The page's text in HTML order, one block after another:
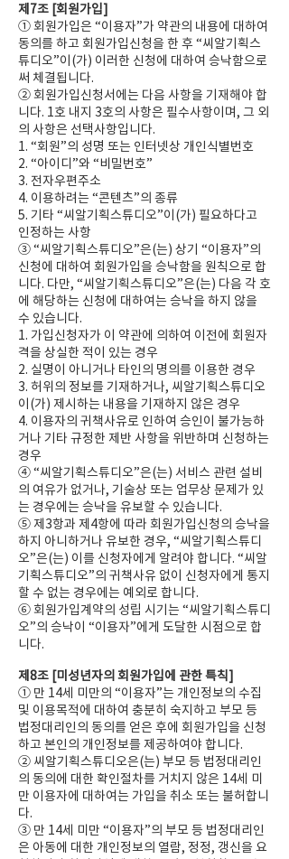
제7조 [회원가입]
① 회원가입은 “이용자”가 약관의 내용에 대하여
동의를 하고 회원가입신청을 한 후 “씨알기획스
튜디오”이(가) 이러한 신청에 대하여 승낙함으로
써 체결됩니다.
② 회원가입신청서에는 다음 사항을 기재해야 합
니다. 1호 내지 3호의 사항은 필수사항이며, 그 외
의 사항은 선택사항입니다.
1. “회원”의 성명 또는 인터넷상 개인식별번호
2. “아이디”와 “비밀번호”
3. 전자우편주소
4. 이용하려는 “콘텐츠”의 종류
5. 기타 “씨알기획스튜디오”이(가) 필요하다고
인정하는 사항
③ “씨알기획스튜디오”은(는) 상기 “이용자”의
신청에 대하여 회원가입을 승낙함을 원칙으로 합
니다. 다만, “씨알기획스튜디오”은(는) 다음 각 호
에 해당하는 신청에 대하여는 승낙을 하지 않을
수 있습니다.
1. 가입신청자가 이 약관에 의하여 이전에 회원자
격을 상실한 적이 있는 경우
2. 실명이 아니거나 타인의 명의를 이용한 경우
3. 허위의 정보를 기재하거나, 씨알기획스튜디오
이(가) 제시하는 내용을 기재하지 않은 경우
4. 이용자의 귀책사유로 인하여 승인이 불가능하
거나 기타 규정한 제반 사항을 위반하며 신청하는
경우
④ “씨알기획스튜디오”은(는) 서비스 관련 설비
의 여유가 없거나, 기술상 또는 업무상 문제가 있
는 경우에는 승낙을 유보할 수 있습니다.
⑤ 제3항과 제4항에 따라 회원가입신청의 승낙을
하지 아니하거나 유보한 경우, “씨알기획스튜디
오”은(는) 이를 신청자에게 알려야 합니다. “씨알
기획스튜디오”의 귀책사유 없이 신청자에게 통지
할 수 없는 경우에는 예외로 합니다.
⑥ 회원가입계약의 성립 시기는 “씨알기획스튜디
오”의 승낙이 “이용자”에게 도달한 시점으로 합
니다.
제8조 [미성년자의 회원가입에 관한 특칙]
① 만 14세 미만의 “이용자”는 개인정보의 수집
및 이용목적에 대하여 충분히 숙지하고 부모 등
법정대리인의 동의를 얻은 후에 회원가입을 신청
하고 본인의 개인정보를 제공하여야 합니다.
② 씨알기획스튜디오은(는) 부모 등 법정대리인
의 동의에 대한 확인절차를 거치지 않은 14세 미
만 이용자에 대하여는 가입을 취소 또는 불허합니
다.
③ 만 14세 미만 “이용자”의 부모 등 법정대리인
은 아동에 대한 개인정보의 열람, 정정, 갱신을 요